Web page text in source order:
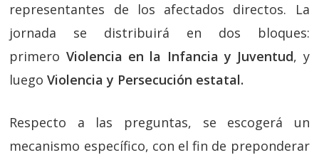
representantes de los afectados directos. La
jornada se distribuirá en dos bloques:
primero Violencia en la Infancia y Juventud, y
luegoViolencia y Persecución estatal.
Respecto a las preguntas, se escogerá un
mecanismo específico, con el fin de preponderar